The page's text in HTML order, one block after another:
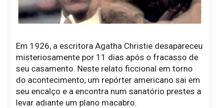
Em 1926, a escritora Agatha Christie desapareceu
misteriosamente por 11 dias após o fracasso de
seu casamento. Neste relato ficcional em torno
do acontecimento, um repórter americano sai em
seu encalço e a encontra num sanatório prestes a
levar adiante um plano macabro.